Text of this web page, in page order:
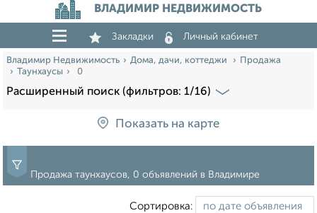
ВЛАДИМИР НЕДВИЖИМОСТЬ
Закладки Личный кабинет
Владимир Недвижимость Дома, дачи, коттеджи
Продажа
Таунхаусы
0
Расширенный поиск (фильтров: 1/16)
Показать на карте
Продажа таунхаусов, 0 объявлений в Владимире
Сортировка: